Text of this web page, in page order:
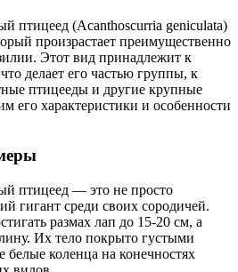
птицеед (Acanthoscurria geniculata)
произрастает преимущественно
Этот вид принадлежит к
делает его частью группы, к
птицееды и другие крупные
его характеристики и особенности
птицеед — это не просто
гигант среди своих сородичей.
размах лап до 15-20 см, а
Их тело покрыто густыми
белые коленца на конечностях